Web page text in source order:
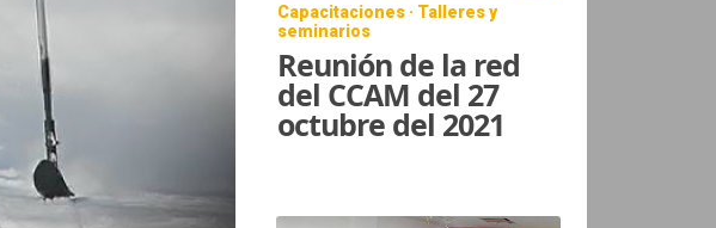
Capacitaciones · Talleres y
seminarios
Reunión de la red
del CCAM del 27
octubre del 2021